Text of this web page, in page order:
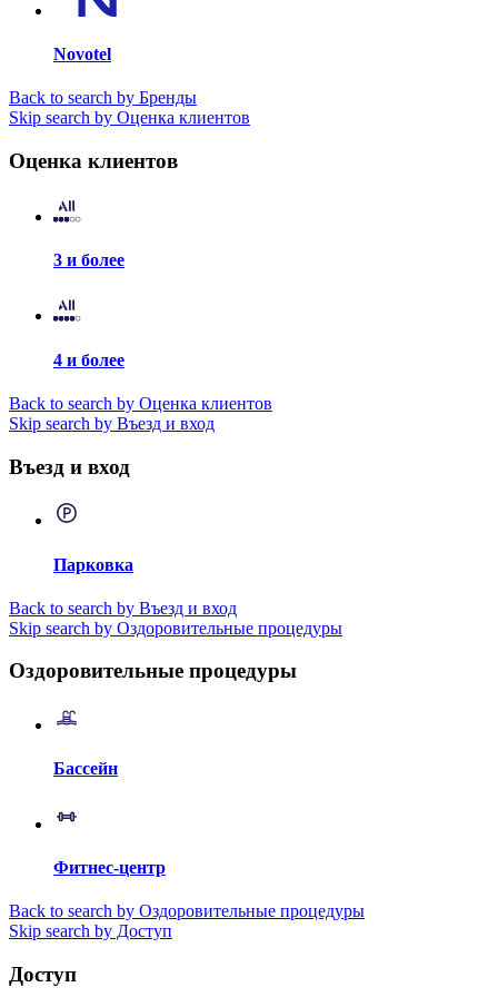
Novotel
Back to search by Бренды
Skip search by Оценка клиентов
Оценка клиентов
3 и более
4 и более
Back to search by Оценка клиентов
Skip search by Въезд и вход
Въезд и вход
Парковка
Back to search by Въезд и вход
Skip search by Оздоровительные процедуры
Оздоровительные процедуры
Бассейн
Фитнес-центр
Back to search by Оздоровительные процедуры
Skip search by Доступ
Доступ